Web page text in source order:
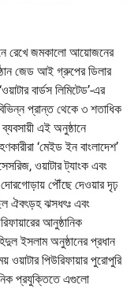
রেখে জমকালো আয়োজনের
জেড আই গ্রুপের ডিলার
বার্ডস লিমিটেড’-এর
প্রান্ত থেকে ৩ শতাধিক
এই অনুষ্ঠানে
‘মেইড ইন বাংলাদেশ’
ওয়াটার ট্যাংক এবং
পৌঁছে দেওয়ার দৃঢ়
ঐবৎড়হ ঝসধৎঃ এবং
আনুষ্ঠানিক
ইসলাম অনুষ্ঠানের প্রধান
পিউরিফায়ার পুরোপুরি
প্রযুক্তিতে এগুলো